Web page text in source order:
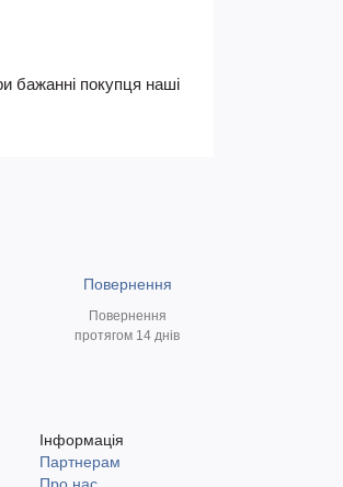
бажанні покупця наші
Повернення
Повернення
протягом 14 днів
Інформація
Партнерам